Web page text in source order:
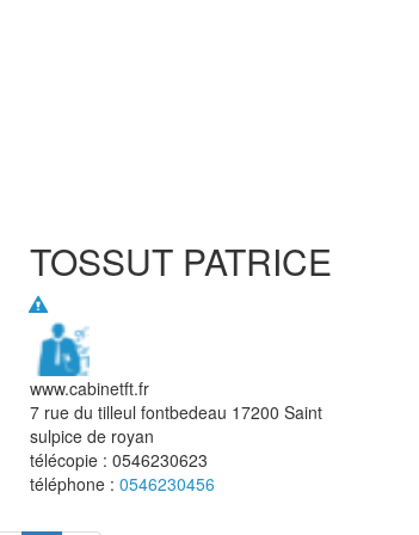
TOSSUT PATRICE
www.cabinetft.fr
7 rue du tilleul fontbedeau 17200 Saint
sulpice de royan
télécopie : 0546230623
téléphone : 0546230456